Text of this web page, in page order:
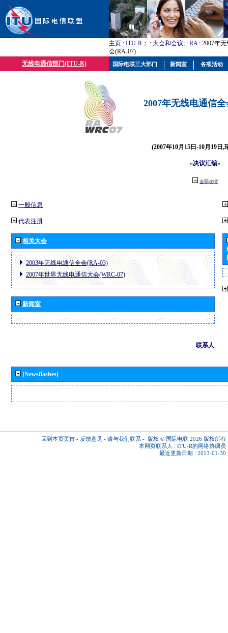
主页 : ITU-R ； : 大会和会议; : RA: 2007年
会(RA-07)
无线电通信部门(ITU-R)
2007年无线电通信
(2007年10月15日-10月19日,
«决议汇编»
全部收缩
一般信息
代表注册
相关大会
2003年无线电通信全会(RA-03)
2007年世界无线电通信大会(WRC-07)
新闻室
联系人
[Newsflashes]
回到本页页首 - 反馈意见 - 请与我们联系 - 版权 © 国际电联 2026 版权所有
本网页联系人 : ITU-R的网络协调员
最近更新日期 : 2013-01-30
国际电联三大部门 新闻室 各项活动